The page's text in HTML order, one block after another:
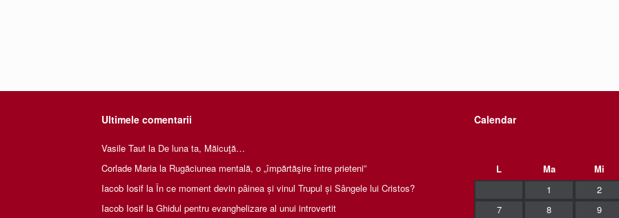
Ultimele comentarii
Vasile Taut la De luna ta, Măicuţă…
Corlade Maria la Rugăciunea mentală, o „împărtăşire între prieteni”
Iacob Iosif la În ce moment devin pâinea și vinul Trupul și Sângele lui Cristos?
Iacob Iosif la Ghidul pentru evanghelizare al unui introvertit
Calendar
L
Ma Mi
1
2
7
8 9